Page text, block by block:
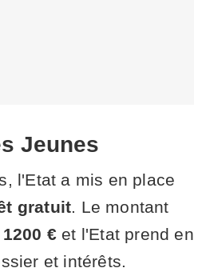
Jeunes
l'Etat a mis en place
gratuit . Le montant
€ et l'Etat prend en
et intérêts.